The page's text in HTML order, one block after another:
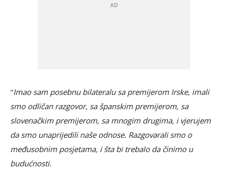
"Imao sam posebnu bilateralu sa premijerom Irske, imali
smo odličan razgovor, sa španskim premijerom, sa
slovenačkim premijerom, sa mnogim drugima, i vjerujem
da smo unaprijedili naše odnose. Razgovarali smo o
međusobnim posjetama, i šta bi trebalo da činimo u
budućnosti.